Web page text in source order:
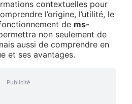
contextuelles pour
l’origine, l’utilité, le
de ms-
non seulement de
aussi de comprendre en
et ses avantages.
Publicité